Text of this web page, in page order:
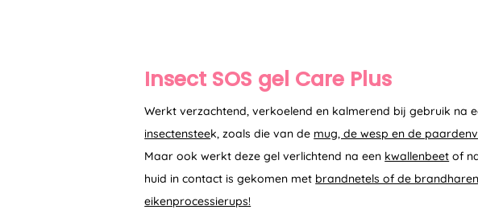
Insect SOS gel Care Plus
Werkt verzachtend, verkoelend en kalmerend bij gebruik na
insectensteek, zoals die van de mug, de wesp en de
Maar ook werkt deze gel verlichtend na een kwallenbeet of
huid in contact is gekomen met brandnetels of de
eikenprocessierups!